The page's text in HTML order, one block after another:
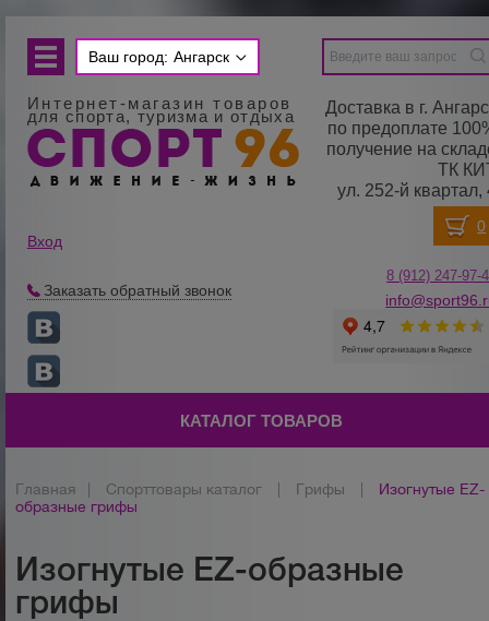
Ваш город: Ангарск
Интернет-магазин товаров
для спорта, туризма и отдыха
Доставка в г.
по предоплате
получение на
ТК
ул. 252-й квартал,
Вход
Заказать обратный звонок
8 (912) 247-97-
КАТАЛОГ ТОВАРОВ
Главная Спорттовары каталог Грифы
Изогнутые EZ-
образные грифы
Изогнутые EZ-образные
грифы